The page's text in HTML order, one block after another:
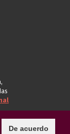
De acuerdo